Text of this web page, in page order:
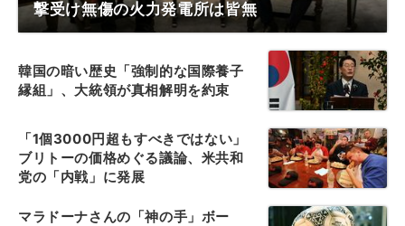
撃受け無傷の火力発電所は皆無
韓国の暗い歴史「強制的な国際養子
縁組」、大統領が真相解明を約束
「1個3000円超もすべきではない」
ブリトーの価格めぐる議論、米共和
党の「内戦」に発展
マラドーナさんの「神の手」ボー